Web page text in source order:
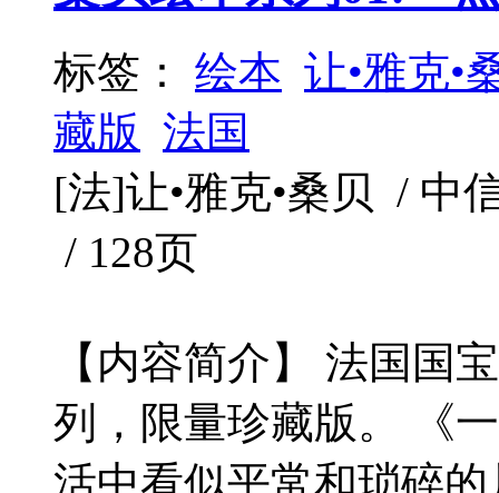
标签： 绘本 让•雅克•
藏版 法国
[法]让•雅克•桑贝 / 中
/ 128页
【内容简介】 法国国
列，限量珍藏版。 《
活中看似平常和琐碎